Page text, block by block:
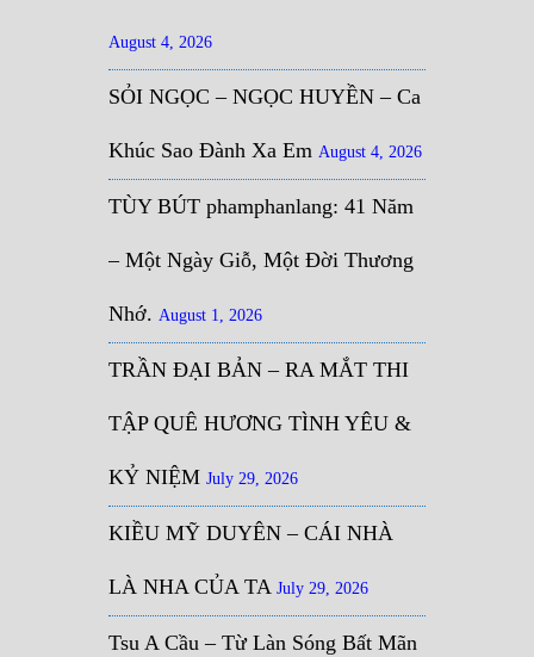
August 4, 2026
SỎI NGỌC – NGỌC HUYỀN – Ca
Khúc Sao Đành Xa Em August 4, 2026
TÙY BÚT phamphanlang: 41 Năm
– Một Ngày Giỗ, Một Đời Thương
Nhớ. August 1, 2026
TRẦN ĐẠI BẢN – RA MẮT THI
TẬP QUÊ HƯƠNG TÌNH YÊU &
KỶ NIỆM July 29, 2026
KIỀU MỸ DUYÊN – CÁI NHÀ
LÀ NHA CỦA TA July 29, 2026
Tsu A Cầu – Từ Làn Sóng Bất Mãn